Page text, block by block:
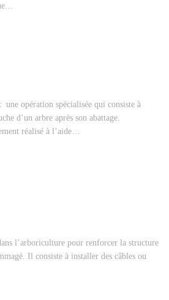
opération spécialisée qui consiste à
d’un arbre après son abattage.
réalisé à l’aide…
l’arboriculture pour renforcer la structure
Il consiste à installer des câbles ou